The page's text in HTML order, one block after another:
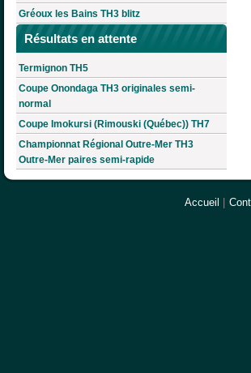
Gréoux les Bains TH3 blitz
Résultats en attente
Termignon TH5
Coupe Onondaga TH3 originales semi-
normal
Coupe Imokursi (Rimouski (Québec)) TH7
Championnat Régional Outre-Mer TH3
Outre-Mer paires semi-rapide
Accueil